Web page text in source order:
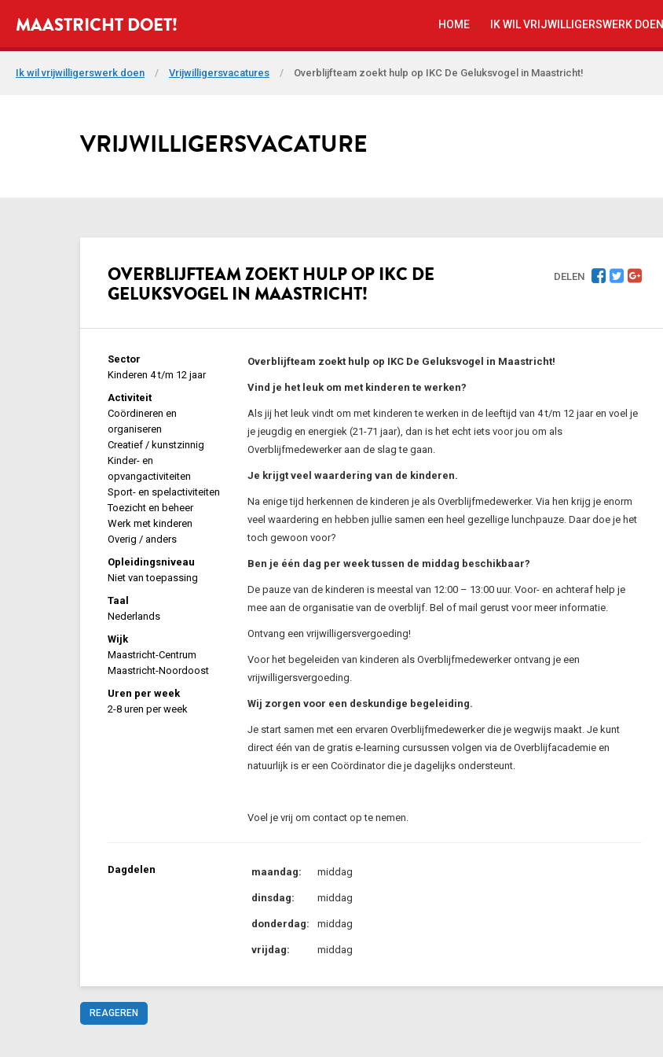
MAASTRICHT DOET! HOME IK WIL VRIJWILLIGERSWERK DOEN
Ik wil vrijwilligerswerk doen / Vrijwilligersvacatures / Overblijfteam zoekt hulp op IKC De Geluksvogel in Maastricht!
VRIJWILLIGERSVACATURE
DELEN
OVERBLIJFTEAM ZOEKT HULP OP IKC DE
GELUKSVOGEL IN MAASTRICHT!
Sector
Kinderen 4 t/m 12 jaar
Activiteit
Coördineren en
organiseren
Creatief / kunstzinnig
Kinder- en
opvangactiviteiten
Sport- en spelactiviteiten
Toezicht en beheer
Werk met kinderen
Overig / anders
Opleidingsniveau
Niet van toepassing
Taal
Nederlands
Wijk
Maastricht-Centrum
Maastricht-Noordoost
Uren per week
2-8 uren per week
Overblijfteam zoekt hulp op IKC De Geluksvogel in Maastricht!
Vind je het leuk om met kinderen te werken?
Als jij het leuk vindt om met kinderen te werken in de leeftijd van 4 t/m 12 jaar en voel je
je jeugdig en energiek (21-71 jaar), dan is het echt iets voor jou om als
Overblijfmedewerker aan de slag te gaan.
Je krijgt veel waardering van de kinderen.
Na enige tijd herkennen de kinderen je als Overblijfmedewerker. Via hen krijg je enorm
veel waardering en hebben jullie samen een heel gezellige lunchpauze. Daar doe je het
toch gewoon voor?
Ben je één dag per week tussen de middag beschikbaar?
De pauze van de kinderen is meestal van 12:00 – 13:00 uur. Voor- en achteraf help je
mee aan de organisatie van de overblijf. Bel of mail gerust voor meer informatie.
Ontvang een vrijwilligersvergoeding!
Voor het begeleiden van kinderen als Overblijfmedewerker ontvang je een
vrijwilligersvergoeding.
Wij zorgen voor een deskundige begeleiding.
Je start samen met een ervaren Overblijfmedewerker die je wegwijs maakt. Je kunt
direct één van de gratis e-learning cursussen volgen via de Overblijfacademie en
natuurlijk is er een Coördinator die je dagelijks ondersteunt.
Voel je vrij om contact op te nemen.
Dagdelen maandag: middag
dinsdag: middag
donderdag: middag
vrijdag: middag
REAGEREN